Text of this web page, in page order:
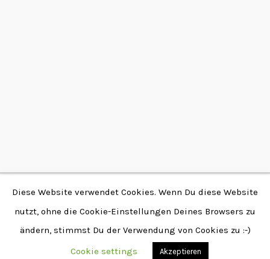
Copyright © 2026 by
Fabian Stendtke | Alle
Rechte vorbehalten |
www.stendtke.de
Diese Website verwendet Cookies. Wenn Du diese Website
nutzt, ohne die Cookie-Einstellungen Deines Browsers zu
ändern, stimmst Du der Verwendung von Cookies zu :-)
Cookie settings
Akzeptieren